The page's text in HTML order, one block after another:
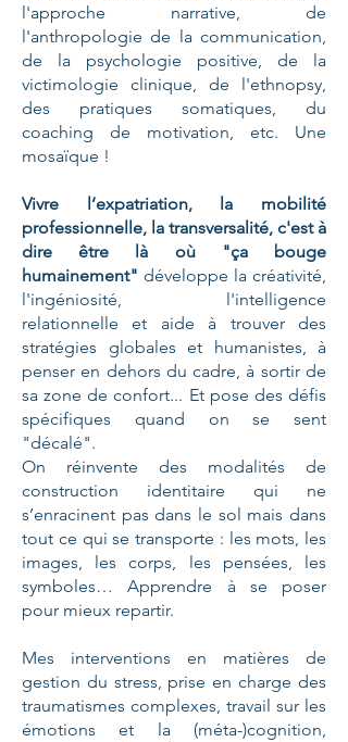
l'approche narrative, de
l'anthropologie de la communication,
de la psychologie positive, de la
victimologie clinique, de l'ethnopsy,
des pratiques somatiques, du
coaching de motivation, etc. Une
mosaïque !
Vivre l’expatriation, la mobilité
professionnelle, la transversalité, c'est à
dire être là où "ça bouge
humainement" développe la créativité,
l'ingéniosité, l'intelligence
relationnelle et aide à trouver des
stratégies globales et humanistes, à
penser en dehors du cadre, à sortir de
sa zone de confort... Et pose des défis
spécifiques quand on se sent
"décalé".
On réinvente des modalités de
construction identitaire qui ne
s’enracinent pas dans le sol mais dans
tout ce qui se transporte : les mots, les
images, les corps, les pensées, les
symboles… Apprendre à se poser
pour mieux repartir.
Mes interventions en matières de
gestion du stress, prise en charge des
traumatismes complexes, travail sur les
émotions et la (méta-)cognition,